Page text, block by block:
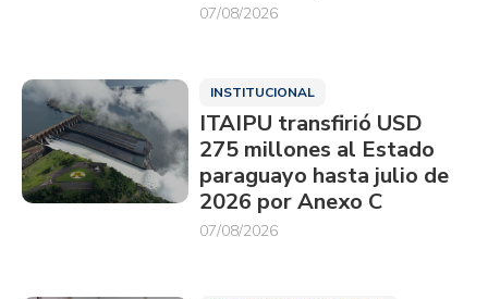
07/08/2026
INSTITUCIONAL
ITAIPU transfirió USD
275 millones al Estado
paraguayo hasta julio de
2026 por Anexo C
07/08/2026